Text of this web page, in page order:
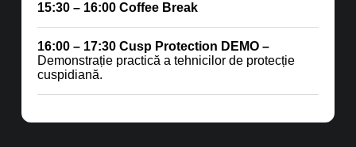
15:30 – 16:00 Coffee Break
16:00 – 17:30 Cusp Protection DEMO –
Demonstrație practică a tehnicilor de protecție
cuspidiană.